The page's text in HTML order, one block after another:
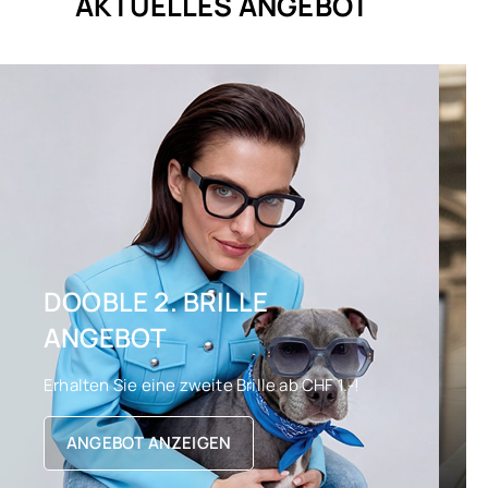
DOOBLE 2. BRILLE
ANGEBOT
Erhalten Sie eine zweite Brille ab CHF 1.-!
ANGEBOT ANZEIGEN